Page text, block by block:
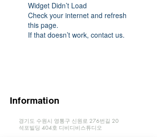
Widget Didn’t Load
Check your internet and refresh
this page.
If that doesn’t work, contact us.
Information
경기도 수원시 영통구 신원로 276번길 20
​석포빌딩 404호 디비디비스튜디오